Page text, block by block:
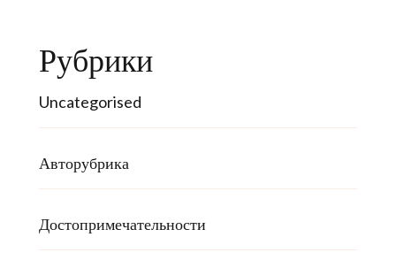
Рубрики
Uncategorised
Авторубрика
Достопримечательности